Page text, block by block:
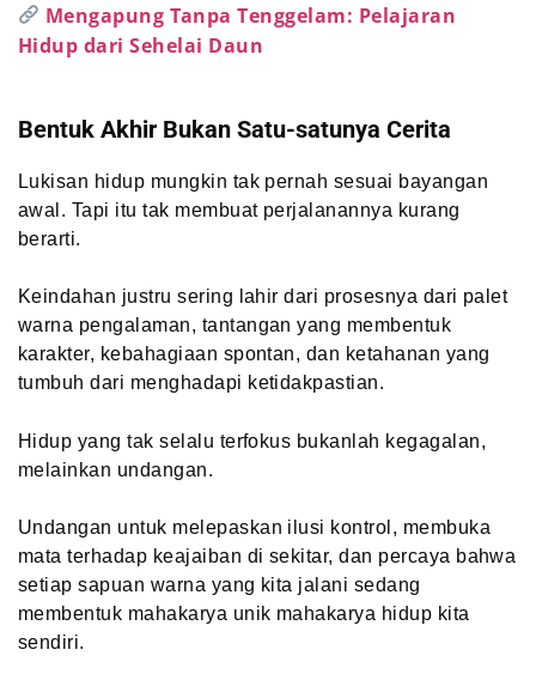
Mengapung Tanpa Tenggelam: Pelajaran
Hidup dari Sehelai Daun
Bentuk Akhir Bukan Satu-satunya Cerita
Lukisan hidup mungkin tak pernah sesuai bayangan
awal. Tapi itu tak membuat perjalanannya kurang
berarti.
Keindahan justru sering lahir dari prosesnya dari palet
warna pengalaman, tantangan yang membentuk
karakter, kebahagiaan spontan, dan ketahanan yang
tumbuh dari menghadapi ketidakpastian.
Hidup yang tak selalu terfokus bukanlah kegagalan,
melainkan undangan.
Undangan untuk melepaskan ilusi kontrol, membuka
mata terhadap keajaiban di sekitar, dan percaya bahwa
setiap sapuan warna yang kita jalani sedang
membentuk mahakarya unik mahakarya hidup kita
sendiri.